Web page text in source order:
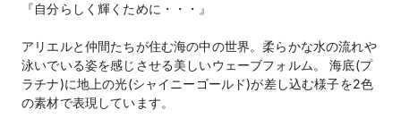
『自分らしく輝くために・・・』
アリエルと仲間たちが住む海の中の世界。柔らかな水の流れや
泳いでいる姿を感じさせる美しいウェーブフォルム。 海底(プ
ラチナ)に地上の光(シャイニーゴールド)が差し込む様子を2色
の素材で表現しています。